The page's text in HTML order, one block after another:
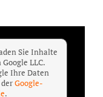
Sie Inhalte
LLC.
Ihre Daten
Google-
.